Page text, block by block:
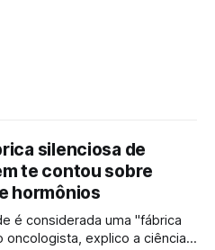
silenciosa de
te contou sobre
hormônios
é considerada uma "fábrica
oncologista, explico a ciência